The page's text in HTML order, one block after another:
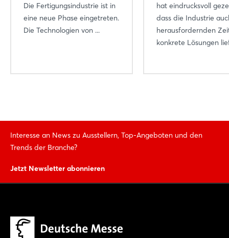
Die Fertigungsindustrie ist in
eine neue Phase eingetreten.
Die Technologien von ...
hat eindrucksvoll
dass die Industrie
herausfordernden
konkrete Lösungen
Interesse an News zu Ausstellern, Top-Angeboten und den
Trends der Branche?
Jetzt Newsletter abonnieren